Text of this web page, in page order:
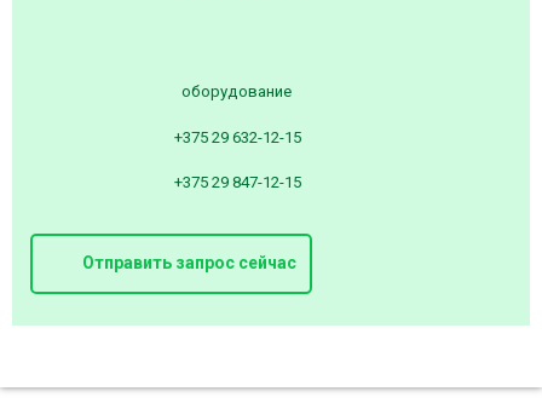
оборудование
+375 29 632-12-15
+375 29 847-12-15
Отправить запрос сейчас